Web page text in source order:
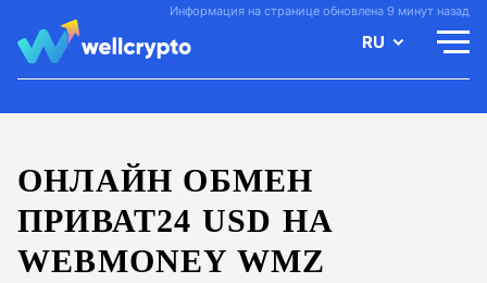
Информация на странице обновлена 9 минут назад
RU
ОНЛАЙН ОБМЕН
ПРИВАТ24 USD НА
WEBMONEY WMZ